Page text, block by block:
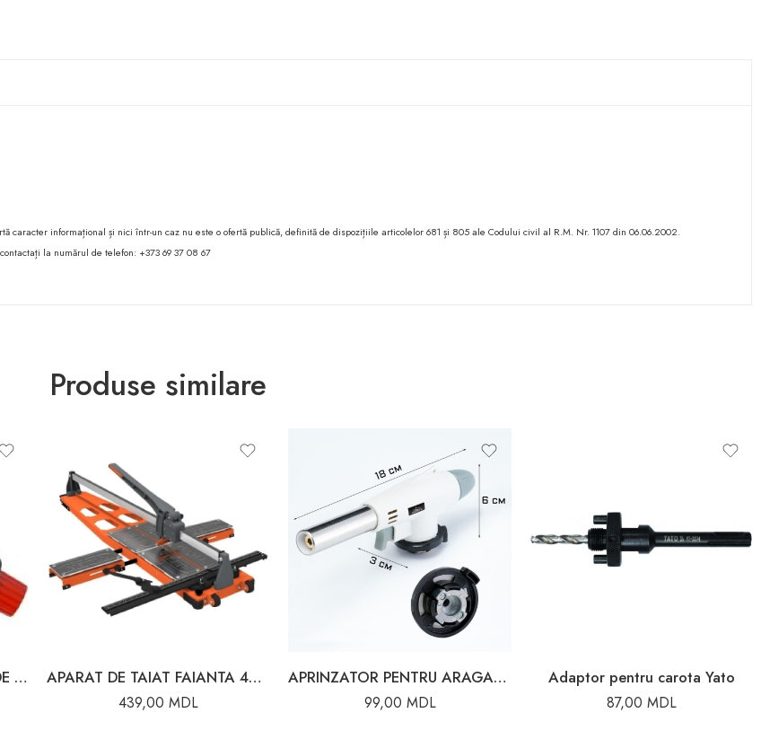
caracter informațional și nici într-un caz nu este o ofertă publică, definită de dispozițiile articolelor 681 și 805 ale Codului civil al R.M. Nr. 1107 din 06.06.2002.
la numărul de telefon: +373 69 37 08 67
Produse similare
ARZATOR GAZ CU BUTON DE APRINDERE 1100-1500°C (max.) 120 g/h APARAT DE TAIAT FAIANTA 400/12 VIHRI
439,00 MDL
APRINZATOR PENTRU ARAGAZ FLAME GUN N-900
99,00 MDL
Adaptor pentru carota Yato
87,00 MDL